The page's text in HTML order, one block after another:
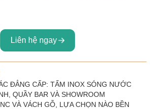
Liên hệ ngay
ĐẲNG CẤP: TẤM INOX SÓNG NƯỚC
QUẦY BAR VÀ SHOWROOM
VÀ VÁCH GỖ, LỰA CHỌN NÀO BỀN